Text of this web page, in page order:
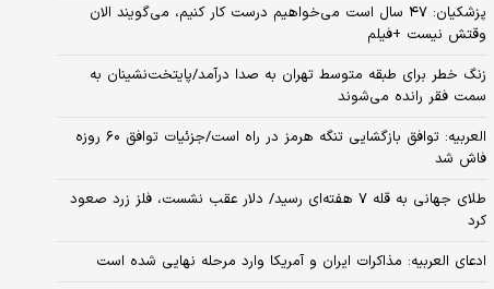
پزشکیان: ۴۷ سال است می‌خواهیم درست کار کنیم، می‌گویند الان
وقتش نیست +فیلم
زنگ خطر برای طبقه متوسط تهران به صدا درآمد/پایتخت‌نشینان به
سمت فقر رانده می‌شوند
العربیه: توافق بازگشایی تنگه هرمز در راه است/جزئیات توافق ۶۰ روزه
فاش شد
طلای جهانی به قله ۷ هفته‌ای رسید/ دلار عقب نشست، فلز زرد صعود
کرد
ادعای العربیه: مذاکرات ایران و آمریکا وارد مرحله نهایی شده است